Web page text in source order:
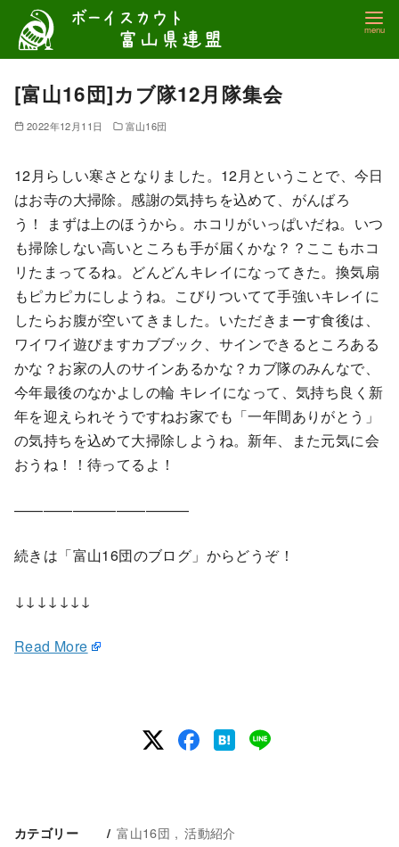
テ
[富山16団]カブ隊12月隊集会
2022年12月11日 富山16団
12月らしい寒さとなりました。12月ということで、今日
はお寺の大掃除。感謝の気持ちを込めて、がんばろ
う！ まずは上のほうから。ホコリがいっぱいだね。いつ
も掃除しない高いところも手が届くかな？？ここもホコ
リたまってるね。どんどんキレイになってきた。換気扇
もピカピカにしようね。こびりついてて手強いキレイに
したらお腹が空いてきました。いただきまーす食後は、
ワイワイ遊びますカブブック、サインできるところある
かな？お家の人のサインあるかな？カブ隊のみんなで、
今年最後のなかよしの輪 キレイになって、気持ち良く新
年を迎えられそうですねお家でも「一年間ありがとう」
の気持ちを込めて大掃除しようね。新年、また元気に会
おうね！！待ってるよ！
————————————
続きは「富山16団のブログ」からどうぞ！
↓↓↓↓↓↓↓
Read More
カテゴリー 富山16団 活動紹介